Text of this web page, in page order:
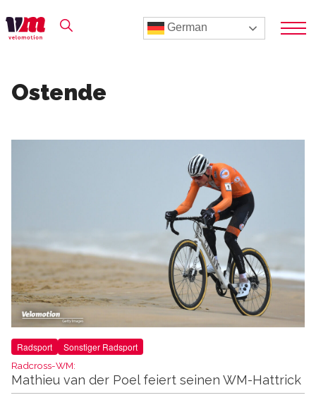
German
Ostende
Radsport Sonstiger Radsport
Radcross-WM:
Mathieu van der Poel feiert seinen WM-Hattrick